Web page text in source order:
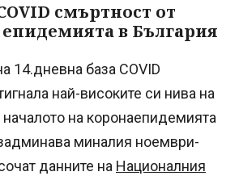
смъртност от
в България
14.дневна база COVID
най-високите си нива на
на коронаепидемията
задминава миналия ноември-
данните на Националния